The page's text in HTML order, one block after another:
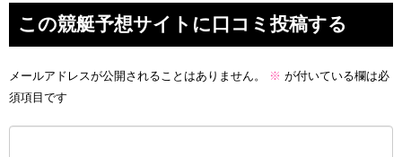
この競艇予想サイトに口コミ投稿する
メールアドレスが公開されることはありません。 ※ が付いている欄は必
須項目です